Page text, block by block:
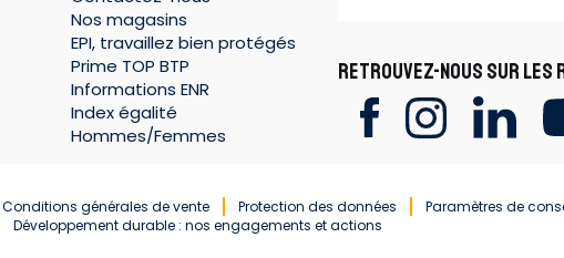
Nos magasins
EPI, travaillez bien protégés
Prime TOP BTP
Informations ENR
Index égalité
Hommes/Femmes
RETROUVEZ-NOUS SUR LES
Conditions générales de vente Protection des données Paramètres de
Développement durable : nos engagements et actions